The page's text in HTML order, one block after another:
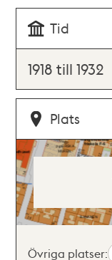
Tid
1918 till 1932
Plats
Övriga platser: